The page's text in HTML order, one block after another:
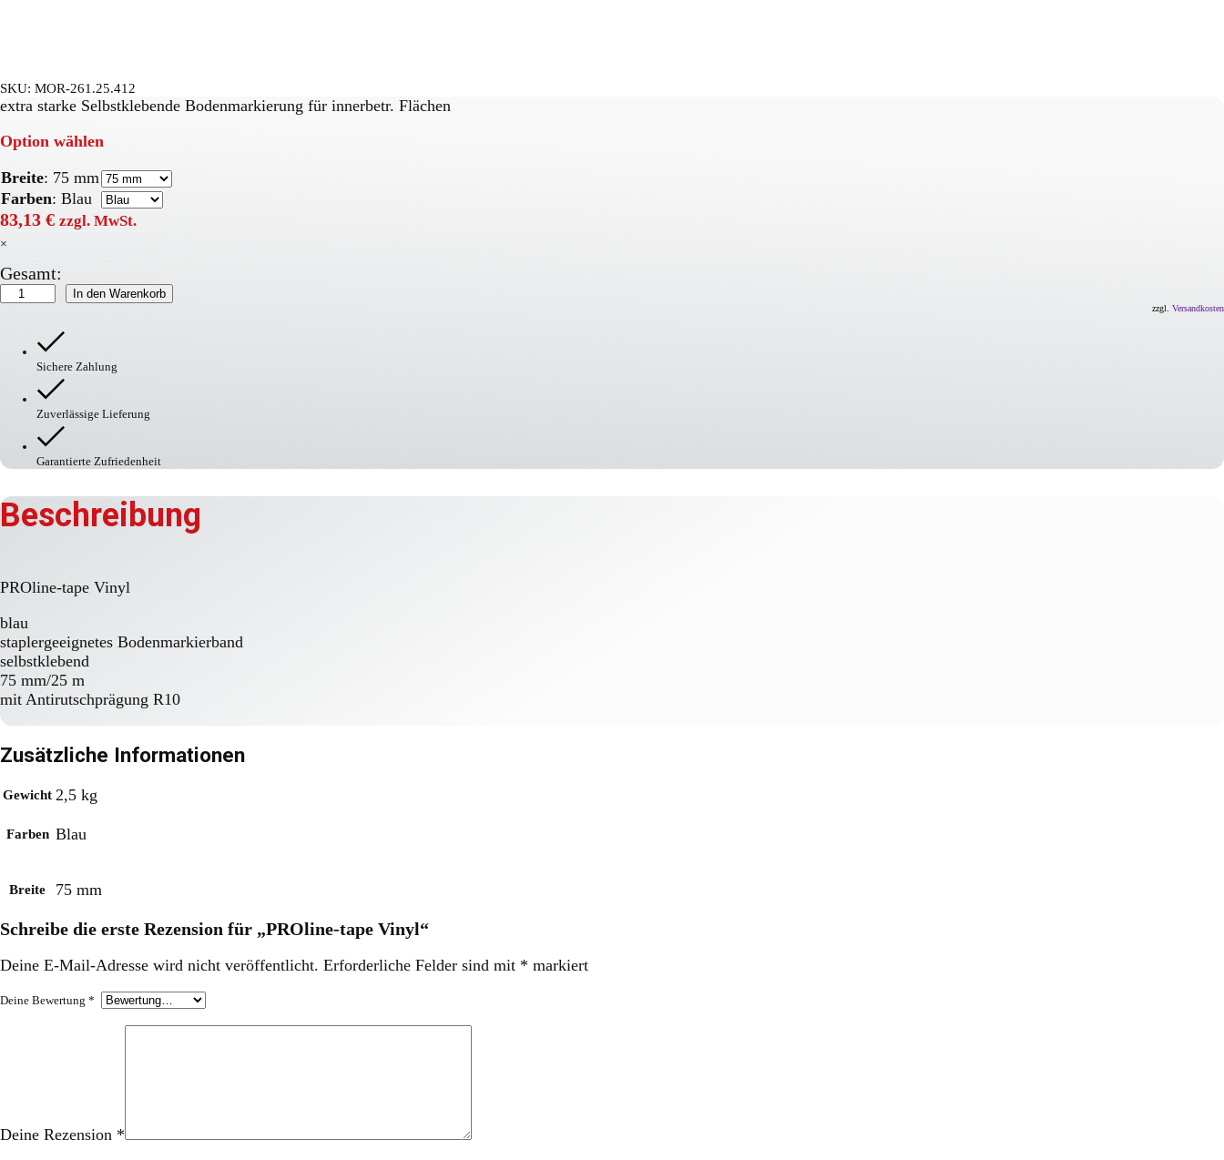
SKU: MOR-261.25.412
extra starke Selbstklebende Bodenmarkierung für innerbetr. Flächen
Option wählen
Breite: 75 mm
Farben: Blau
83,13 € zzgl. MwSt.
×
Gesamt:
PROline-
tape
In den Warenkorb
zzgl. Versandkosten
Sichere Zahlung
Zuverlässige Lieferung
Garantierte Zufriedenheit
Beschreibung
PROline-tape Vinyl
blau
staplergeeignetes Bodenmarkierband
selbstklebend
75 mm/25 m
mit Antirutschprägung R10
Zusätzliche Informationen
Gewicht 2,5 kg
Farben Blau
Breite 75 mm
Schreibe die erste Rezension für „PROline-tape Vinyl“
Deine E-Mail-Adresse wird nicht veröffentlicht. Erforderliche Felder sind mit * markiert
Deine Bewertung *
Deine Rezension *